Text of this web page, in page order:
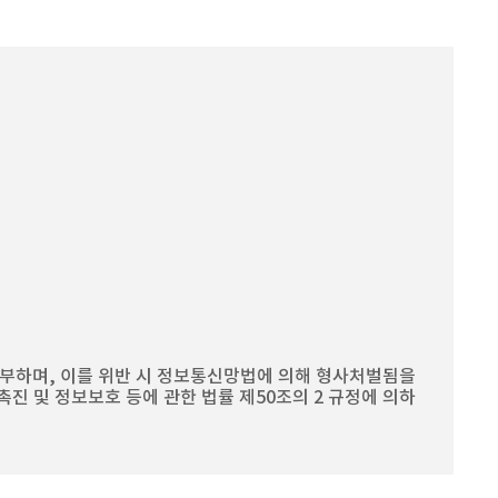
하며, 이를 위반 시 정보통신망법에 의해 형사처벌됨을
및 정보보호 등에 관한 법률 제50조의 2 규정에 의하